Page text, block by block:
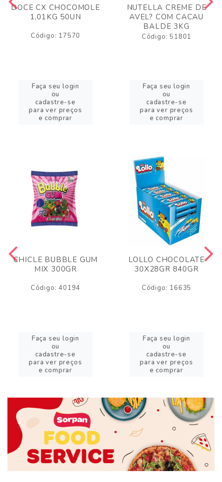
DOCE CX CHOCOMOLE
1,01KG 50UN
Código: 17570
Faça seu login
ou
cadastre-se
para ver preços
e comprar
NUTELLA CREME DE
AVEL? COM CACAU
BALDE 3KG
Código: 51801
Faça seu login
ou
cadastre-se
para ver preços
e comprar
CHICLE BUBBLE GUM
MIX 300GR
Código: 40194
Faça seu login
ou
cadastre-se
para ver preços
e comprar
LOLLO CHOCOLATE
30X28GR 840GR
Código: 16635
Faça seu login
ou
cadastre-se
para ver preços
e comprar